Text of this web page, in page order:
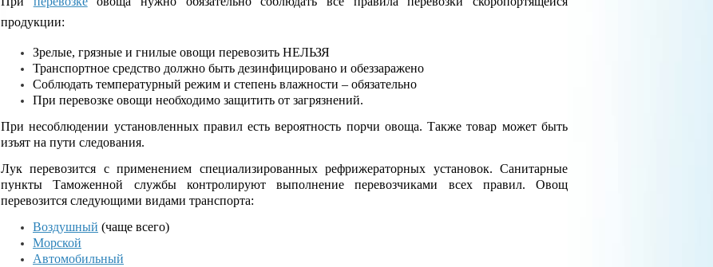
продукции:
Зрелые, грязные и гнилые овощи перевозить НЕЛЬЗЯ
Транспортное средство должно быть дезинфицировано и обеззаражено
Соблюдать температурный режим и степень влажности – обязательно
При перевозке овощи необходимо защитить от загрязнений.
При несоблюдении установленных правил есть вероятность порчи овоща. Также товар может быть
изъят на пути следования.
Лук перевозится с применением специализированных рефрижераторных установок. Санитарные
пункты Таможенной службы контролируют выполнение перевозчиками всех правил. Овощ
перевозится следующими видами транспорта:
Воздушный (чаще всего)
Морской
Автомобильный